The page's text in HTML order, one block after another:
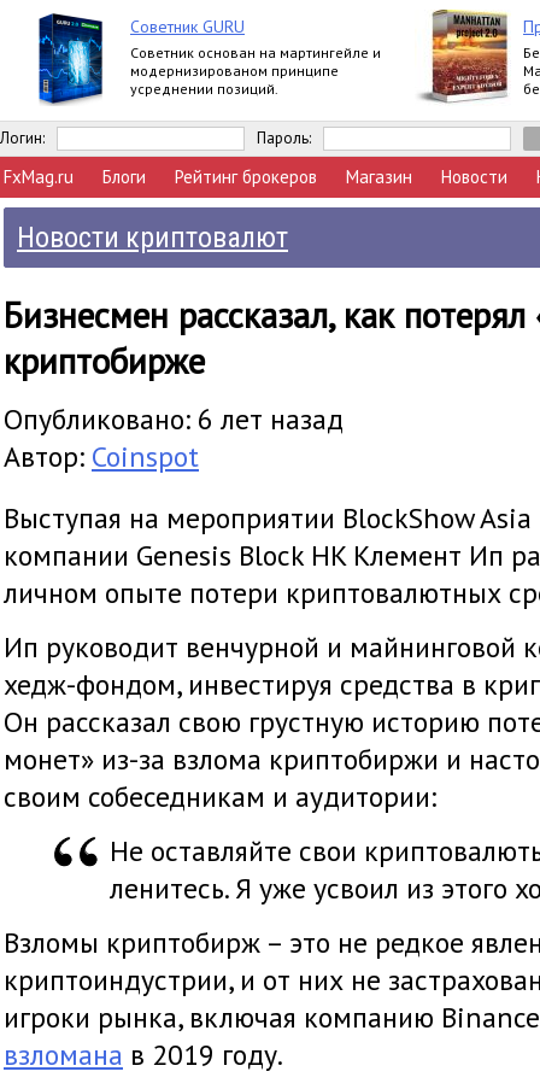
Советник GURU
Советник основан на мартингейле и
модернизированом принципе
усреднении позиций.
Логин: Пароль:
FxMag.ru Блоги Рейтинг брокеров Магазин Новости
Новости криптовалют
Бизнесмен рассказал, как
криптобирже
Опубликовано: 6 лет назад
Автор: Coinspot
Выступая на мероприятии BlockShow Asia
компании Genesis Block HK Клемент Ип
личном опыте потери криптовалютных
Ип руководит венчурной и майнинговой
хедж-фондом, инвестируя средства в
Он рассказал свою грустную историю
монет» из-за взлома криптобиржи и
своим собеседникам и аудитории:
Не оставляйте свои
ленитесь. Я уже усвоил из этого
Взломы криптобирж – это не редкое
криптоиндустрии, и от них не
игроки рынка, включая компанию
взломана в 2019 году.